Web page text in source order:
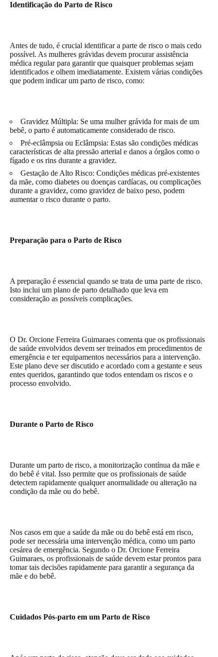
Identificação do Parto de Risco
Antes de tudo, é crucial identificar a parte de risco o mais cedo
possível. As mulheres grávidas devem procurar assistência
médica regular para garantir que quaisquer problemas sejam
identificados e olhem imediatamente. Existem várias condições
que podem indicar um parto de risco, como:
Gravidez Múltipla: Se uma mulher grávida for mais de um
bebê, o parto é automaticamente considerado de risco.
Pré-eclâmpsia ou Eclâmpsia: Estas são condições médicas
características de alta pressão arterial e danos a órgãos como o
fígado e os rins durante a gravidez.
Gestação de Alto Risco: Condições médicas pré-existentes
da mãe, como diabetes ou doenças cardíacas, ou complicações
durante a gravidez, como gravidez de baixo peso, podem
aumentar o risco durante o parto.
Preparação para o Parto de Risco
A preparação é essencial quando se trata de uma parte de risco.
Isto inclui um plano de parto detalhado que leva em
consideração as possíveis complicações.
O Dr. Orcione Ferreira Guimaraes comenta que os profissionais
de saúde envolvidos devem ser treinados em procedimentos de
emergência e ter equipamentos necessários para a intervenção.
Este plano deve ser discutido e acordado com a gestante e seus
entes queridos, garantindo que todos entendam os riscos e o
processo envolvido.
Durante o Parto de Risco
Durante um parto de risco, a monitorização contínua da mãe e
do bebê é vital. Isso permite que os profissionais de saúde
detectem rapidamente qualquer anormalidade ou alteração na
condição da mãe ou do bebê.
Nos casos em que a saúde da mãe ou do bebê está em risco,
pode ser necessária uma intervenção médica, como um parto
cesárea de emergência. Segundo o Dr. Orcione Ferreira
Guimaraes, os profissionais de saúde devem estar prontos para
tomar tais decisões rapidamente para garantir a segurança da
mãe e do bebê.
Cuidados Pós-parto em um Parto de Risco